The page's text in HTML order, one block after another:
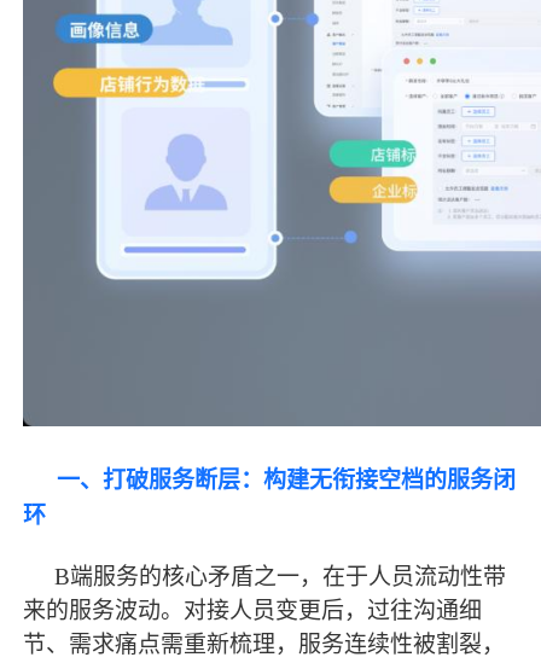
一、打破服务断层：构建无衔接空档的服务闭
环
B端服务的核心矛盾之一，在于人员流动性带
来的服务波动。对接人员变更后，过往沟通细
节、需求痛点需重新梳理，服务连续性被割裂，